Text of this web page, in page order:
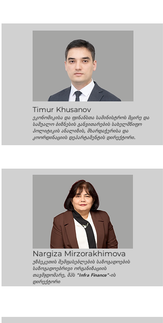
Timur Khusanov
ეკონომიკისა და ფინანსთა სამინისტროს მცირე და
საშუალო ბიზნესის განვითარების სახელმწიფო
პოლიტიკის ანალიზის, მხარდაჭერისა და
კოორდინაციის დეპარტამენტის დირექტორი.
Nargiza Mirzorakhimova
უზბეკეთის შემფასებლების საზოგადოების
საზოგადოებრივი ორგანიზაციის
თავმჯდომარე, შპს "Infra Finance"-ის
დირექტორი